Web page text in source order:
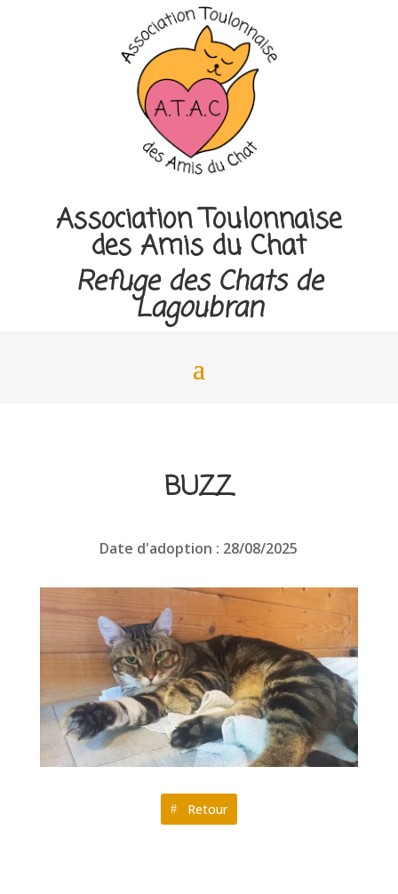
Association Toulonnaise
des Amis du Chat
Refuge des Chats de
Lagoubran
BUZZ
Date d'adoption : 28/08/2025
Retour